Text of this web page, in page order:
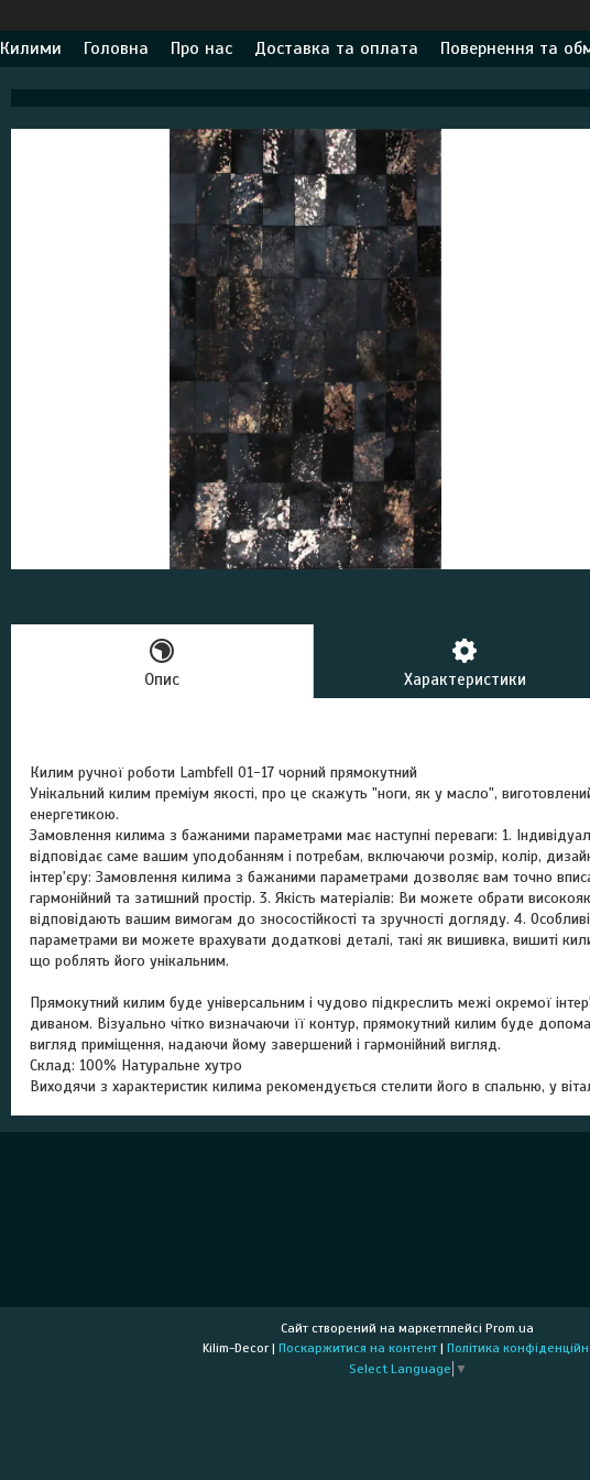
Килими Головна Про нас Доставка та оплата Повернення та
Опис Характеристики
Килим ручної роботи Lambfell 01-17 чорний прямокутний
Унікальний килим преміум якості, про це скажуть "ноги, як у масло",
енергетикою.
Замовлення килима з бажаними параметрами має наступні переваги: 1.
відповідає саме вашим уподобанням і потребам, включаючи розмір, колір,
інтер'єру: Замовлення килима з бажаними параметрами дозволяє вам точно
гармонійний та затишний простір. 3. Якість матеріалів: Ви можете обрати
відповідають вашим вимогам до зносостійкості та зручності догляду. 4.
параметрами ви можете врахувати додаткові деталі, такі як вишивка, вишиті
що роблять його унікальним.
Прямокутний килим буде універсальним і чудово підкреслить межі окремої
диваном. Візуально чітко визначаючи її контур, прямокутний килим буде
вигляд приміщення, надаючи йому завершений і гармонійний вигляд.
Склад: 100% Натуральне хутро
Виходячи з характеристик килима рекомендується стелити його в спальню, у
Сайт створений на маркетплейсі Prom.ua
Kilim-Decor | Поскаржитися на контент | Політика
Select Language ▼